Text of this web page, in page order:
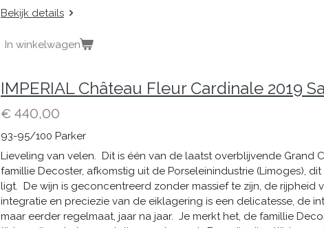
Bekijk details
In winkelwagen
IMPERIAL Château Fleur Cardinale 2019
€ 440,00
93-95/100 Parker
Lieveling van velen. Dit is één van de laatst overblijvende Grand
famillie Decoster, afkomstig uit de Porseleinindustrie (Limoges),
ligt. De wijn is geconcentreerd zonder massief te zijn, de rijpheid
integratie en preciezie van de eiklagering is een delicatesse, de
maar eerder regelmaat, jaar na jaar. Je merkt het, de famillie